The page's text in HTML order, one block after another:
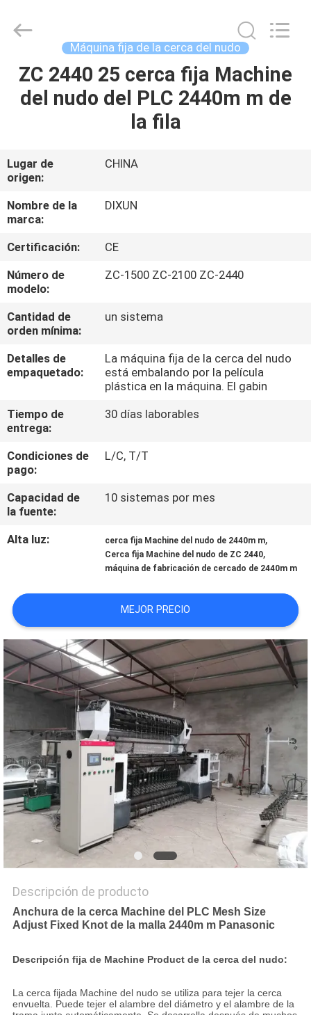
HOGAR
DEMOSTRACIÓN
DE
VR
SOBRE
NOSOTROS
VIAJE
LA
CONTROL
DE
ÉNTRENOS
CON
PIDA
UNA
CITA
MAPA
DEL
SITIO
PRIVACY
POLICY
Mesh
Products
Rights
Reserved.
Máquina fija de la cerca del nudo
ZC 2440 25 cerca fija Machine
del nudo del PLC 2440m m de
la fila
Lugar de
origen:
CHINA
Nombre de la
marca:
DIXUN
Certificación:
CE
Número de
modelo:
ZC-1500 ZC-2100 ZC-2440
Cantidad de
orden mínima:
un sistema
Detalles de
empaquetado:
La máquina fija de la cerca del nudo
está embalando por la película
plástica en la máquina. El gabin
Tiempo de
entrega:
30 días laborables
Condiciones de
pago:
L/C, T/T
Capacidad de
la fuente:
10 sistemas por mes
Alta luz: cerca fija Machine del nudo de 2440m m,
Cerca fija Machine del nudo de ZC 2440,
máquina de fabricación de cercado de 2440m m
MEJOR PRECIO
Descripción de producto
Anchura de la cerca Machine del PLC Mesh Size
Adjust Fixed Knot de la malla 2440m m Panasonic
Descripción fija de Machine Product de la cerca del nudo:
La cerca fijada Machine del nudo se utiliza para tejer la cerca
envuelta. Puede tejer el alambre del diámetro y el alambre de la